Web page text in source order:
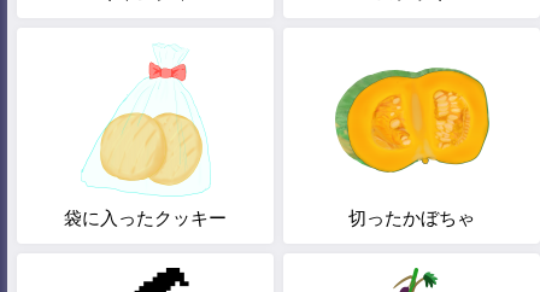
袋に入ったクッキー 切ったかぼちゃ